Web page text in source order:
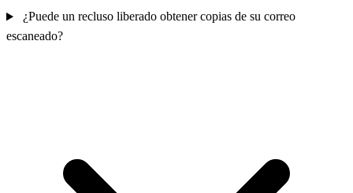
¿Puede un recluso liberado obtener copias de su correo
escaneado?